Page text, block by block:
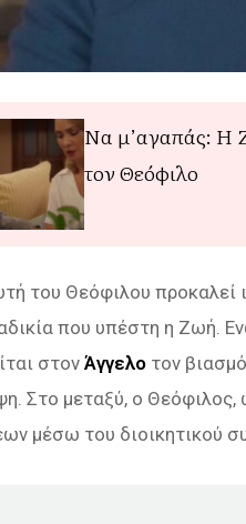
Να μ’αγαπάς: Η
τον Θεόφιλο
του Θεόφιλου προκαλεί
που υπέστη η Ζωή.
στονΆγγελο τον
Στο μεταξύ, ο
μέσω του διοικητικού